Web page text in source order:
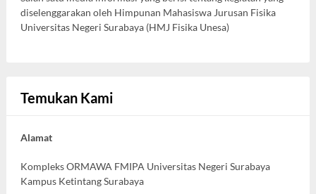
diselenggarakan oleh Himpunan Mahasiswa Jurusan Fisika
Universitas Negeri Surabaya (HMJ Fisika Unesa)
Temukan Kami
Alamat
Kompleks ORMAWA FMIPA Universitas Negeri Surabaya
Kampus Ketintang Surabaya